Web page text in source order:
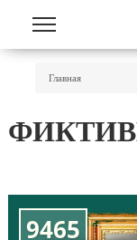
Перейти к
Главная
9465